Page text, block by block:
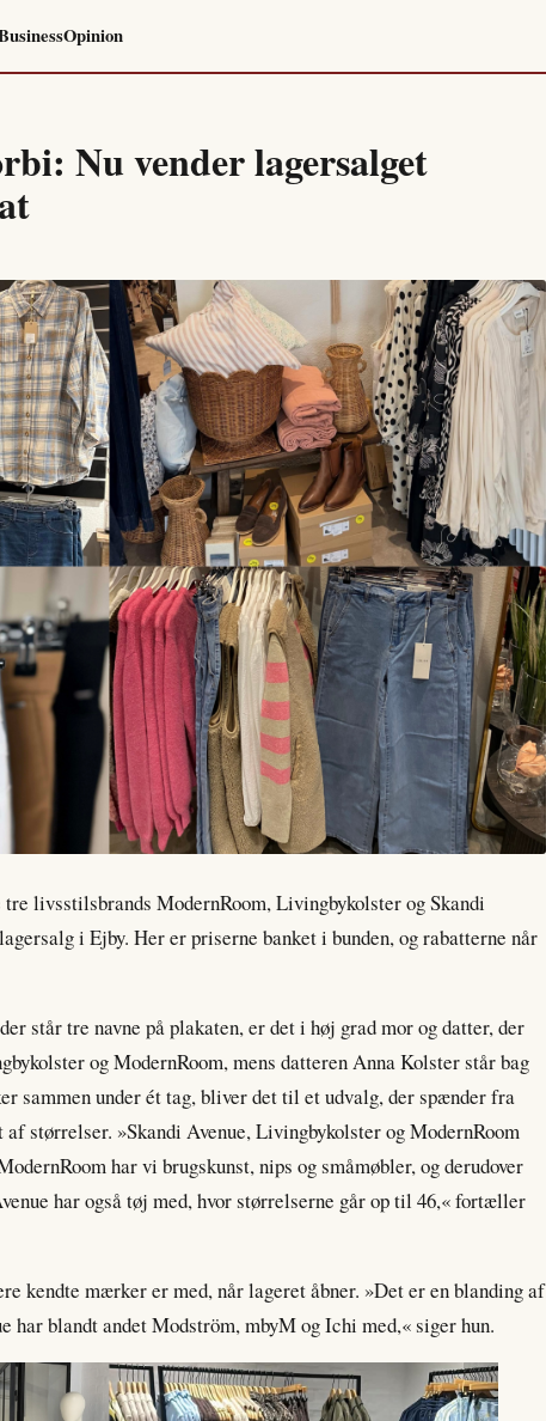
Opinion
Nu vender lagersalget
livsstilsbrands ModernRoom, Livingbykolster og Skandi
i Ejby. Her er priserne banket i bunden, og rabatterne når
står tre navne på plakaten, er det i høj grad mor og datter, der
og ModernRoom, mens datteren Anna Kolster står bag
sammen under ét tag, bliver det til et udvalg, der spænder fra
størrelser. »Skandi Avenue, Livingbykolster og ModernRoom
har vi brugskunst, nips og småmøbler, og derudover
har også tøj med, hvor størrelserne går op til 46,« fortæller
kendte mærker er med, når lageret åbner. »Det er en blanding af
har blandt andet Modström, mbyM og Ichi med,« siger hun.